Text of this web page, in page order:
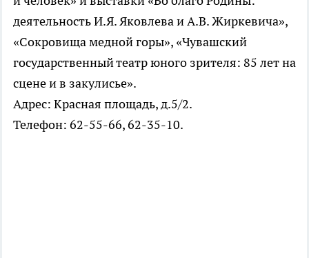
деятельность И.Я. Яковлева и А.В. Жиркевича»,
«Сокровища медной горы», «Чувашский
государственный театр юного зрителя: 85 лет на
сцене и в закулисье».
Адрес: Красная площадь, д.5/2.
Телефон: 62-55-66, 62-35-10.